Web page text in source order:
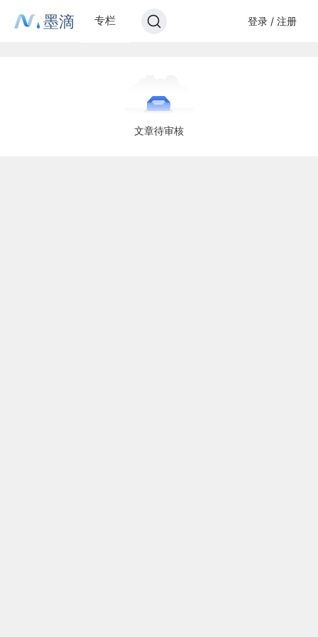
墨滴 专栏 登录 / 注册
文章待审核